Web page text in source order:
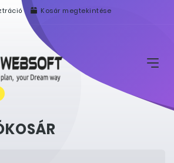
Kosár megtekintése